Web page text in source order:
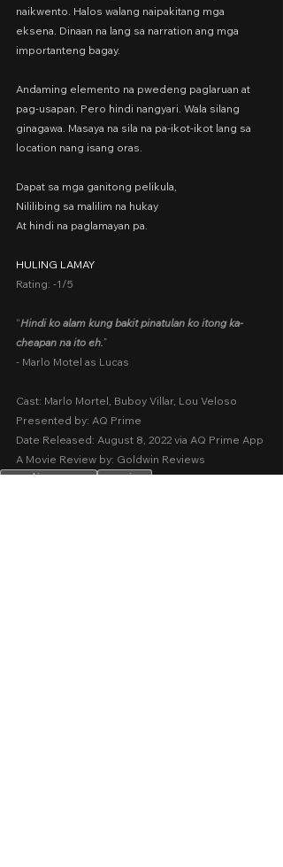
naikwento. Halos walang naipakitang mga
eksena. Dinaan na lang sa narration ang mga
importanteng bagay.
Andaming elemento na pwedeng paglaruan at
pag-usapan. Pero hindi nangyari. Wala silang
ginagawa. Masaya na sila na pa-ikot-ikot lang sa
location nang isang oras.
Dapat sa mga ganitong pelikula,
Nililibing sa malilim na hukay
At hindi na paglamayan pa.
HULING LAMAY
Rating: -1/5
“Hindi ko alam kung bakit pinatulan ko itong ka-
cheapan na ito eh.”
- Marlo Motel as Lucas
Cast: Marlo Mortel, Buboy Villar, Lou Veloso
Presented by: AQ Prime
Date Released: August 8, 2022 via AQ Prime App
A Movie Review by: Goldwin Reviews
negative scoresaq prime